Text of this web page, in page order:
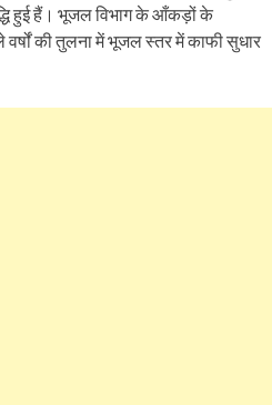
हुई हैं। भूजल विभाग के आँकड़ों के
की तुलना में भूजल स्तर में काफी सुधार